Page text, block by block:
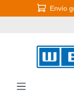
Saltar al contenido
Envío